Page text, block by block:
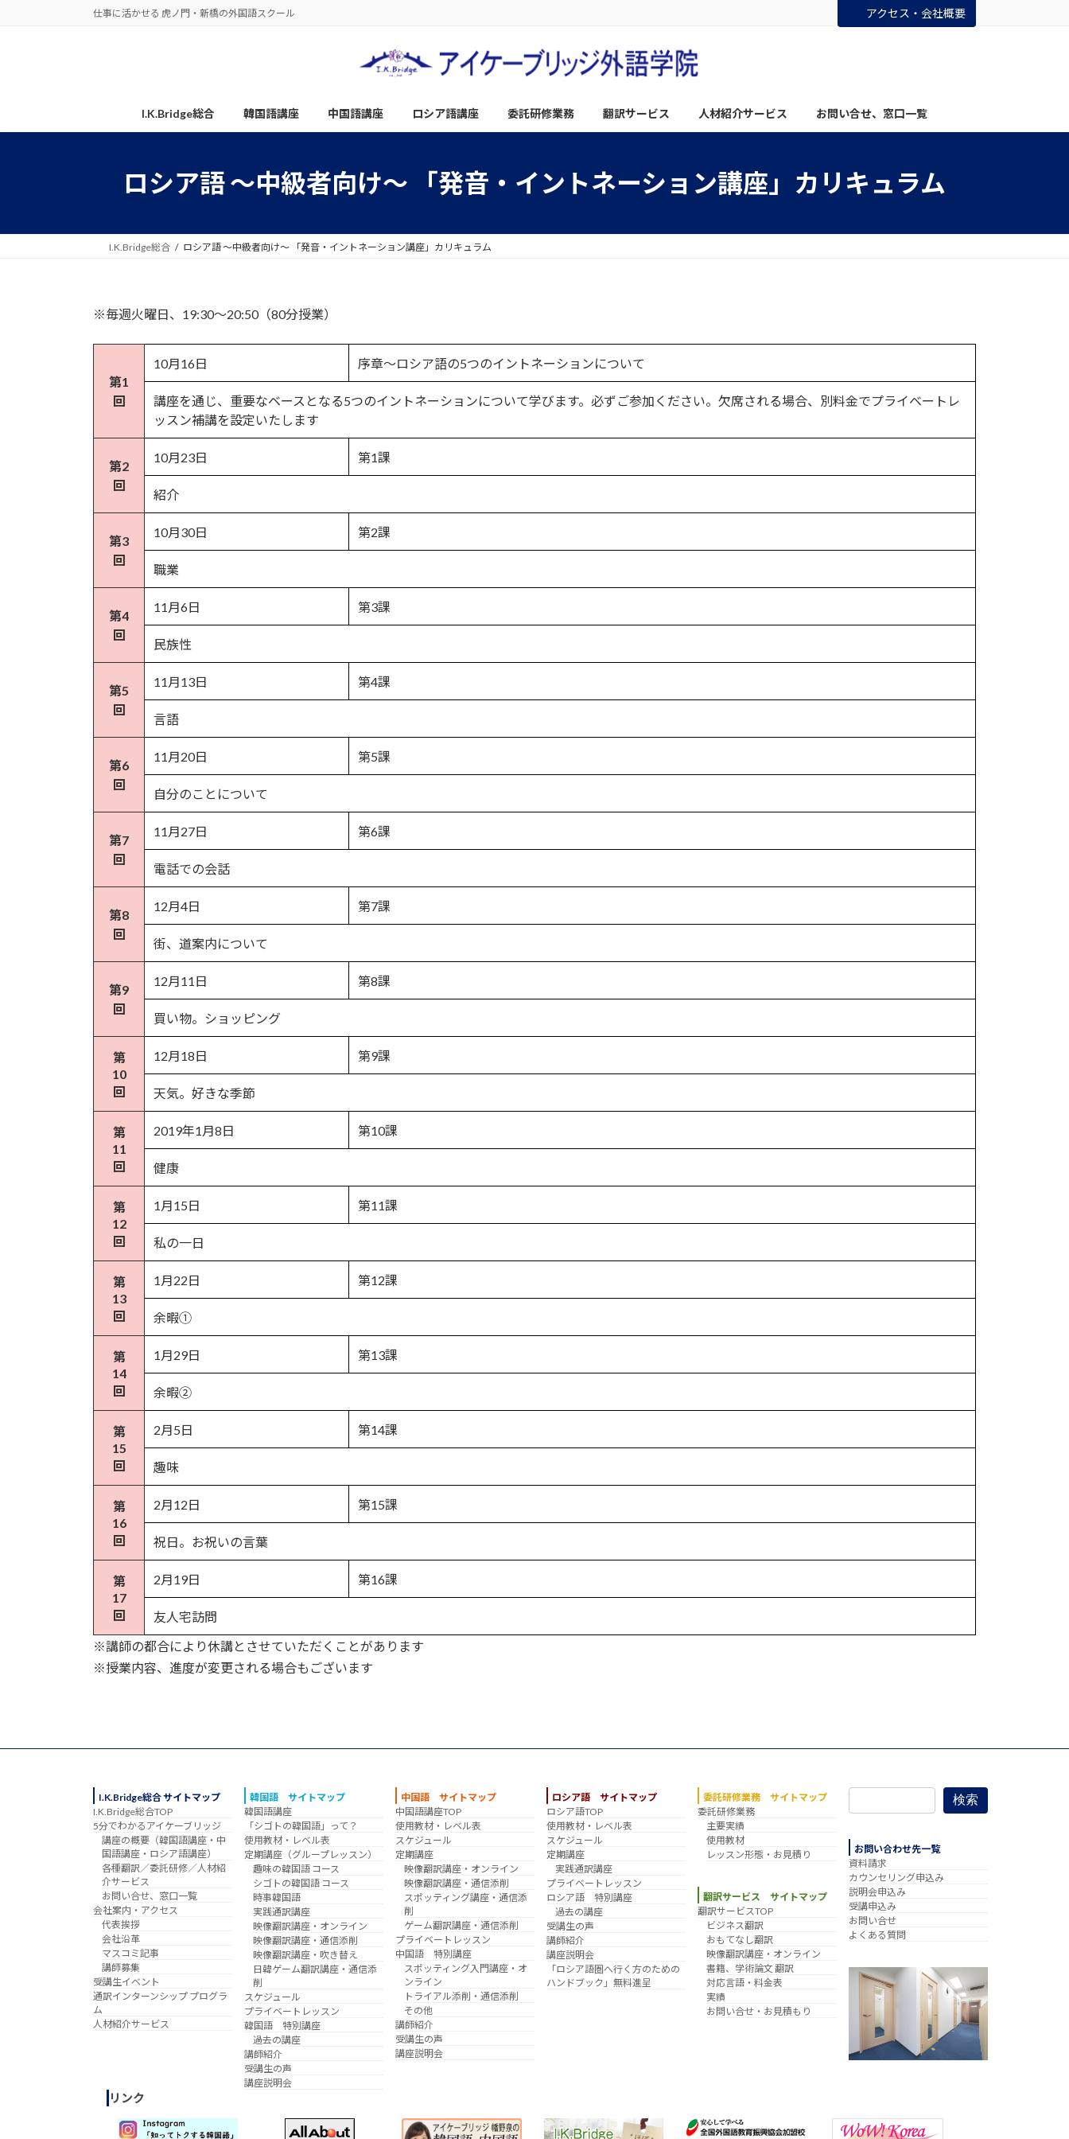
仕事に活かせる 虎ノ門・新橋の外国語スクール アクセス・会社概要
I.K.Bridge総合 韓国語講座 中国語講座 ロシア語講座 委託研修業務 翻訳サービス 人材紹介サービス お問い合せ、窓口一覧
ロシア語 ～中級者向け～ 「発音・イントネーション講座」カリキュラム
I.K.Bridge総合 ロシア語 ～中級者向け～ 「発音・イントネーション講座」カリキュラム
※毎週火曜日、19:30～20:50（80分授業）
第1
回
10月16日 序章～ロシア語の5つのイントネーションについて
講座を通じ、重要なベースとなる5つのイントネーションについて学びます。必ずご参加ください。欠席される場合、別料金でプライベートレ
ッスン補講を設定いたします
第2
回
10月23日 第1課
紹介
第3
回
10月30日 第2課
職業
第4
回
11月6日 第3課
民族性
第5
回
11月13日 第4課
言語
第6
回
11月20日 第5課
自分のことについて
第7
回
11月27日 第6課
電話での会話
第8
回
12月4日 第7課
街、道案内について
第9
回
12月11日 第8課
買い物。ショッピング
第
10
回
12月18日 第9課
天気。好きな季節
第
11
回
2019年1月8日 第10課
健康
第
12
回
1月15日 第11課
私の一日
第
13
回
1月22日 第12課
余暇①
第
14
回
1月29日 第13課
余暇②
第
15
回
2月5日 第14課
趣味
第
16
回
2月12日 第15課
祝日。お祝いの言葉
第
17
回
2月19日 第16課
友人宅訪問
※講師の都合により休講とさせていただくことがあります
※授業内容、進度が変更される場合もございます
I.K.Bridge総合 サイトマップ
I.K.Bridge総合TOP
5分でわかるアイケーブリッジ
講座の概要（韓国語講座・中
国語講座・ロシア語講座）
各種翻訳／委託研修／人材紹
介サービス
お問い合せ、窓口一覧
会社案内・アクセス
代表挨拶
会社沿革
マスコミ記事
講師募集
受講生イベント
通訳インターンシップ プログラ
ム
人材紹介サービス
韓国語 サイトマップ
韓国語講座
「シゴトの韓国語」って？
使用教材・レベル表
定期講座（グループレッスン）
趣味の韓国語 コース
シゴトの韓国語 コース
時事韓国語
実践通訳講座
映像翻訳講座・オンライン
映像翻訳講座・通信添削
映像翻訳講座・吹き替え
日韓ゲーム翻訳講座・通信添
削
スケジュール
プライベートレッスン
韓国語 特別講座
過去の講座
講師紹介
受講生の声
講座説明会
中国語 サイトマップ
中国語講座TOP
使用教材・レベル表
スケジュール
定期講座
映像翻訳講座・オンライン
映像翻訳講座・通信添削
スポッティング講座・通信添
削
ゲーム翻訳講座・通信添削
プライベートレッスン
中国語 特別講座
スポッティング入門講座・オ
ンライン
トライアル添削・通信添削
その他
講師紹介
受講生の声
講座説明会
ロシア語 サイトマップ
ロシア語TOP
使用教材・レベル表
スケジュール
定期講座
実践通訳講座
プライベートレッスン
ロシア語 特別講座
過去の講座
受講生の声
講師紹介
講座説明会
「ロシア語圏へ行く方のための
ハンドブック」無料進呈
委託研修業務 サイトマップ
委託研修業務
主要実績
使用教材
レッスン形態・お見積り
翻訳サービス サイトマップ
翻訳サービスTOP
ビジネス翻訳
おもてなし翻訳
映像翻訳講座・オンライン
書籍、学術論文 翻訳
対応言語・料金表
実績
お問い合せ・お見積もり
検索
お問い合わせ先一覧
資料請求
カウンセリング申込み
説明会申込み
受講申込み
お問い合せ
よくある質問
リンク